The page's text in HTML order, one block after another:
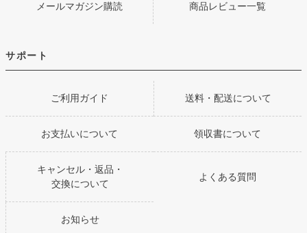
メールマガジン購読 商品レビュー一覧
サポート
ご利用ガイド 送料・配送について
お支払いについて 領収書について
キャンセル・返品・
交換について
よくある質問
お知らせ